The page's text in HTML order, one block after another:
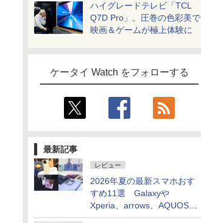
ハイグレードテレビ「TCL
Q7D Pro」。圧巻の色彩美で
映画＆ゲームが極上体験に
ケータイ Watch をフォローする
最新記事
レビュー
2026年夏の最新スマホおす
すめ11選 Galaxyや
Xperia、arrows、AQUOSな
ど注目機種の特徴は